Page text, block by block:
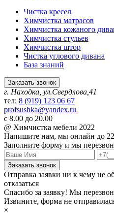
Чистка кресел
Химчистка матрасов
Химчистка кожаного
Химчистка стульев
Химчистка штор
Чистка углового дивана
База знаний
Заказать звонок
г. Находка, ул.Свердлова,41
тел: 8 (919) 123 06 67
profsushka@yandex.ru
с 8.00 до 20.00
@ Химчистка мебели 2022
Напишите нам, мы онлайн до
Заполните форму и мы
Заказать звонок
Отправка заявки ни к чему не
отказаться
Спасибо за заявку! Мы
Извините, форма не
×